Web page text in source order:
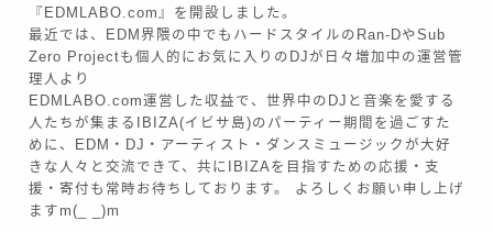
『EDMLABO.com』を開設しました。
最近では、EDM界隈の中でもハードスタイルのRan-DやSub
Zero Projectも個人的にお気に入りのDJが日々増加中の運営管
理人より
EDMLABO.com運営した収益で、世界中のDJと音楽を愛する
人たちが集まるIBIZA(イビサ島)のパーティー期間を過ごすた
めに、EDM・DJ・アーティスト・ダンスミュージックが大好
きな人々と交流できて、共にIBIZAを目指すための応援・支
援・寄付も常時お待ちしております。 よろしくお願い申し上げ
ますm(_ _)m